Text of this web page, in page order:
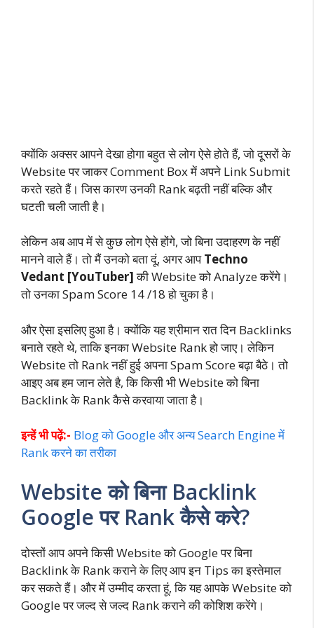
क्योंकि अक्सर आपने देखा होगा बहुत से लोग ऐसे होते हैं, जो दूसरों के
Website पर जाकर Comment Box में अपने Link Submit
करते रहते हैं। जिस कारण उनकी Rank बढ़ती नहीं बल्कि और
घटती चली जाती है।
लेकिन अब आप में से कुछ लोग ऐसे होंगे, जो बिना उदाहरण के नहीं
मानने वाले हैं। तो मैं उनको बता दूं, अगर आपTechno
Vedant [YouTuber]की Website को Analyze करेंगे।
तो उनका Spam Score 14 /18 हो चुका है।
और ऐसा इसलिए हुआ है। क्योंकि यह श्रीमान रात दिन Backlinks
बनाते रहते थे, ताकि इनका Website Rank हो जाए। लेकिन
Website तो Rank नहीं हुई अपना Spam Score बढ़ा बैठे। तो
आइए अब हम जान लेते है, कि किसी भी Website को बिना
Backlink के Rank कैसे करवाया जाता है।
इन्हें भी पढ़ें:- Blog को Google और अन्य Search Engine में
Rank करने का तरीका
Website को बिना Backlink
Google पर Rank कैसे करे?
दोस्तों आप अपने किसी Website को Google पर बिना
Backlink के Rank कराने के लिए आप इन Tips का इस्तेमाल
कर सकते हैं। और में उम्मीद करता हूं, कि यह आपके Website को
Google पर जल्द से जल्द Rank कराने की कोशिश करेंगे।